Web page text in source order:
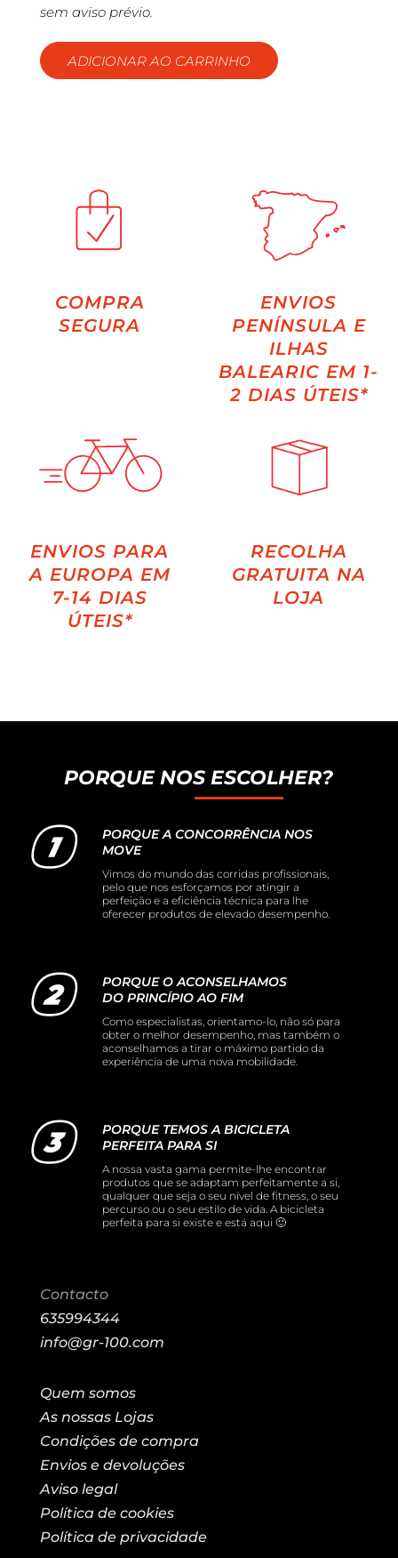
sem aviso prévio.
ADICIONAR AO CARRINHO
COMPRA
SEGURA
ENVIOS
PENÍNSULA E
ILHAS
BALEARIC EM 1-
2 DIAS ÚTEIS*
ENVIOS PARA
A EUROPA EM
7-14 DIAS
ÚTEIS*
RECOLHA
GRATUITA NA
LOJA
PORQUE NOS ESCOLHER?
PORQUE A CONCORRÊNCIA NOS
MOVE
Vimos do mundo das corridas profissionais,
pelo que nos esforçamos por atingir a
perfeição e a eficiência técnica para lhe
oferecer produtos de elevado desempenho.
PORQUE O ACONSELHAMOS
DO PRINCÍPIO AO FIM
Como especialistas, orientamo-lo, não só para
obter o melhor desempenho, mas também o
aconselhamos a tirar o máximo partido da
experiência de uma nova mobilidade.
PORQUE TEMOS A BICICLETA
PERFEITA PARA SI
A nossa vasta gama permite-lhe encontrar
produtos que se adaptam perfeitamente a si,
qualquer que seja o seu nível de fitness, o seu
percurso ou o seu estilo de vida. A bicicleta
perfeita para si existe e está aqui 🙂
Contacto
635994344
info@gr-100.com
Quem somos
As nossas Lojas
Condições de compra
Envios e devoluções
Aviso legal
Política de cookies
Política de privacidade